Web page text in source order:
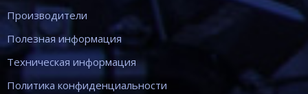
Производители
Полезная информация
Техническая информация
Политика конфиденциальности